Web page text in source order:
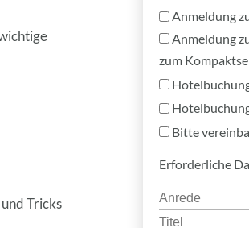
Tricks
Anmeldung
Anmeldung
zum
Bitte
Erforderliche